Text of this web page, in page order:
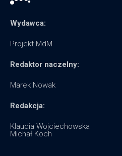
Wydawca:
Projekt MdM
Redaktor naczelny:
Marek Nowak
Redakcja:
Klaudia Wojciechowska
Michał Koch